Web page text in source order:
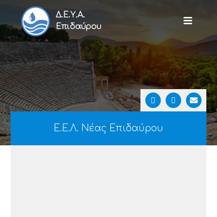
Δ.Ε.Υ.Α.
Επιδαύρου
Ε.Ε.Λ. Νέας Επιδαύρου